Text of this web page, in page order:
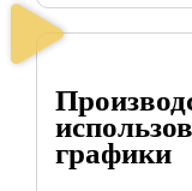
графики